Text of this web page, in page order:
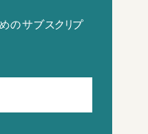
のサブスクリプ